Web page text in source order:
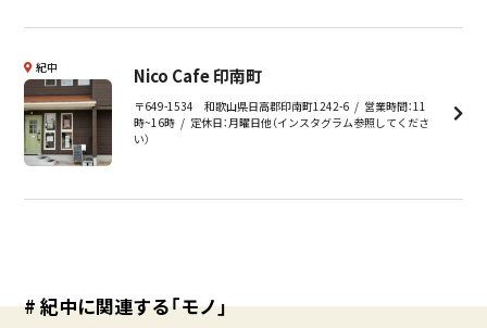
紀中 Nico Cafe 印南町
〒649-1534 和歌山県日高郡印南町1242-6
営業時間：11
時~16時
定休日：月曜日他（インスタグラム参照してくださ
い）
# 紀中に関連する「モノ」